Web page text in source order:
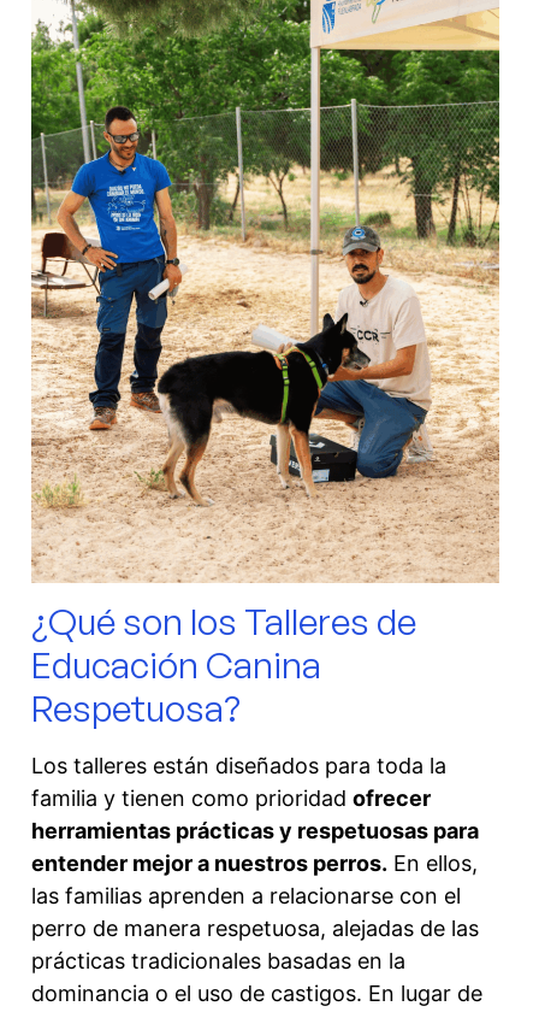
¿Qué son los Talleres de
Educación Canina
Respetuosa?
Los talleres están diseñados para toda la
familia y tienen como prioridad ofrecer
herramientas prácticas y respetuosas para
entender mejor a nuestros perros. En ellos,
las familias aprenden a relacionarse con el
perro de manera respetuosa, alejadas de las
prácticas tradicionales basadas en la
dominancia o el uso de castigos. En lugar de